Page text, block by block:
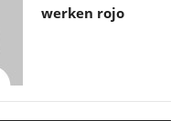
werken rojo